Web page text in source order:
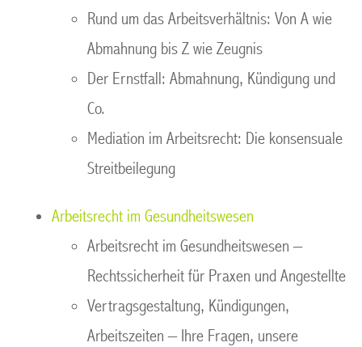
Rund um das Arbeitsverhältnis: Von A wie
Abmahnung bis Z wie Zeugnis
Der Ernstfall: Abmahnung, Kündigung und
Co.
Mediation im Arbeitsrecht: Die konsensuale
Streitbeilegung
Arbeitsrecht im Gesundheitswesen
Arbeitsrecht im Gesundheitswesen –
Rechtssicherheit für Praxen und Angestellte
Vertragsgestaltung, Kündigungen,
Arbeitszeiten – Ihre Fragen, unsere